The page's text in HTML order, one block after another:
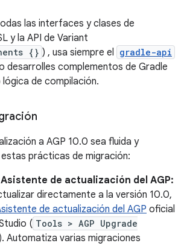
las interfaces y clases de
y la API de Variant
{} ) , usa siempre el gradle-api
complementos de Gradle
de compilación.
a AGP 10.0 sea fluida y
prácticas de migración:
de actualización del AGP:
directamente a la versión 10.0,
de actualización del AGP oficial
( Tools > AGP Upgrade
). Automatiza varias migraciones